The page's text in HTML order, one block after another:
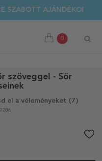
AJÁNDÉKOKAT!
0
szöveggel - Sör
el a véleményeket ( 7 )